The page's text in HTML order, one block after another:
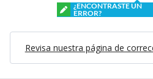
¿ENCONTRASTE UN
ERROR?
Revisa nuestra página de